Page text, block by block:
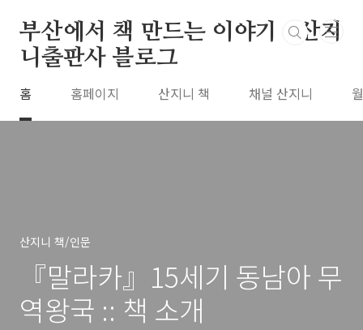
부산에서 책 만드는 이야기 : 산지
니출판사 블로그
홈 홈페이지 산지니 책 채널 산지니
산지니 책/인문
『말라카』15세기 동남아 무
역왕국 :: 책 소개